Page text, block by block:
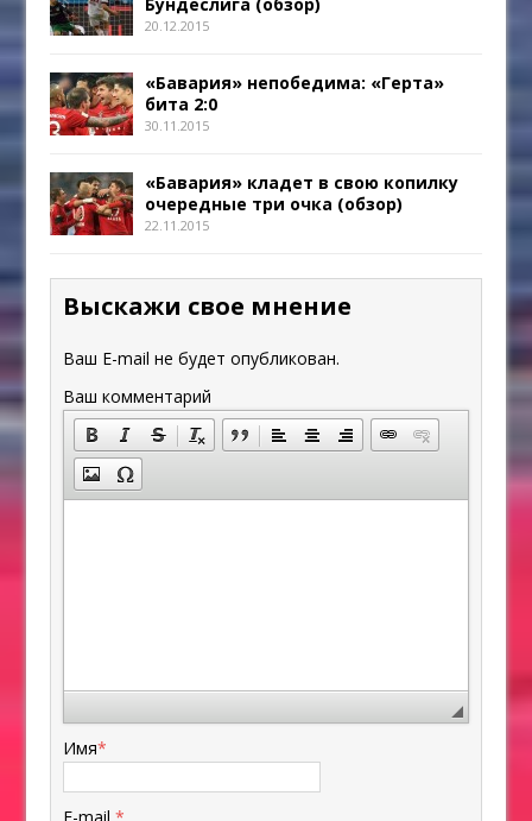
20.12.2015
«Бавария» непобедима: «Герта»
бита 2:0
30.11.2015
«Бавария» кладет в свою копилку
очередные три очка (обзор)
22.11.2015
Выскажи свое мнение
Ваш E-mail не будет опубликован.
Ваш комментарий
Имя*